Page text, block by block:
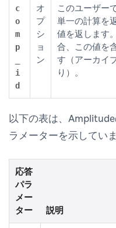
c
o
m
p
i
d
オ
プ
シ
ョ
ン
このユーザー
単一の計算を
値を返します。
合、この値を
す（アーカイ
り）。
以下の表は、
ラメーターを示していま
応答
パラ
メー
ター
説明